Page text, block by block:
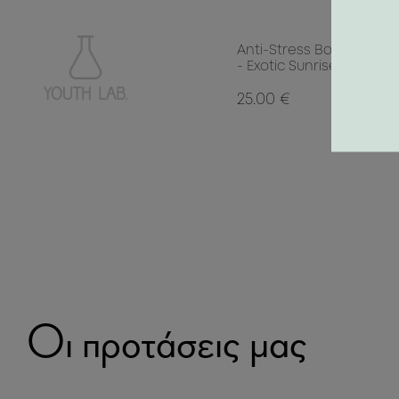
Anti-Stress Body Scrub
- Exotic Sunrise
25.00 €
Οι προτάσεις μας